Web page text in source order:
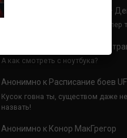
Анонимно Доминик Круз —
Спасибо что выложили этот супер
UFC 324 прямая
А как смотреть с ноутбука?
Анонимно к Расписание боев
Кусок говна ты, существом даже
назвать!
Анонимно к Конор МакГрегор